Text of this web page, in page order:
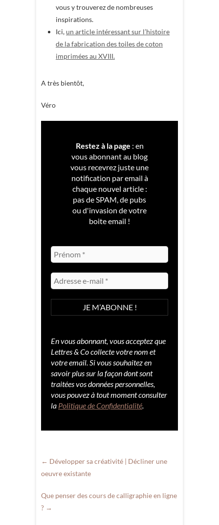
vous y trouverez de nombreuses
inspirations.
Ici,un article intéressant sur l’histoire
de la fabrication des toiles de coton
imprimées au XVIII.
A très bientôt,
Véro
Restez à la page : en
vous abonnant au blog
vous recevrez juste une
notification par email à
chaque nouvel article :
pas de SPAM, de pubs
ou d'invasion de votre
boite email !
En vous abonnant, vous acceptez que
Lettres & Co collecte votre nom et
votre email. Si vous souhaitez en
savoir plus sur la façon dont sont
traitées vos données personnelles,
vous pouvez à tout moment consulter
la Politique de Confidentialité.
← Développer sa créativité | Décliner une
oeuvre existante
Que penser des cours de calligraphie en ligne
? →